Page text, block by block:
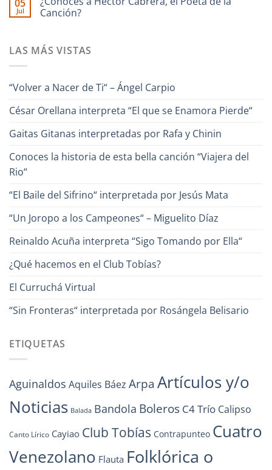
Evaristo
Aparicio
Borjas
–
en
“Un
Canto
Alfredo
05
Jul
Canción?
en
¿Conoces
el
la
LAS MÁS VISTAS
“Volver a Nacer de Ti“ – Ángel Carpio
César Orellana interpreta “El que se Enamora Pierde“
Gaitas Gitanas interpretadas por Rafa y Chinin
Conoces la historia de esta bella canción “Viajera del
Rio“
“El Baile del Sifrino“ interpretada por Jesús Mata
“Un Joropo a los Campeones“ – Miguelito Díaz
Reinaldo Acuña interpreta “Sigo Tomando por Ella“
¿Qué hacemos en el Club Tobías?
El Curruchá Virtual
“Sin Fronteras“ interpretada por Rosángela Belisario
ETIQUETAS
Aguinaldos Aquiles Báez Arpa Artículos y/o
Noticias Balada Bandola Boleros C4 Trío Calipso
Canto Lírico Cayiao Club Tobías Contrapunteo Cuatro
Venezolano Flauta Folklórica o